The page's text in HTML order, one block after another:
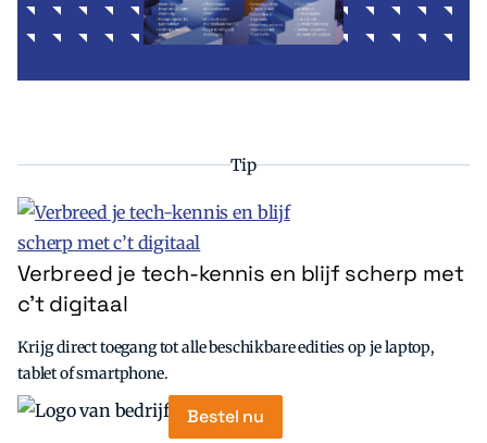
Tip
Verbreed je tech-kennis en blijf scherp met
c’t digitaal
Krijg direct toegang tot alle beschikbare edities op je laptop,
tablet of smartphone.
Bestel nu